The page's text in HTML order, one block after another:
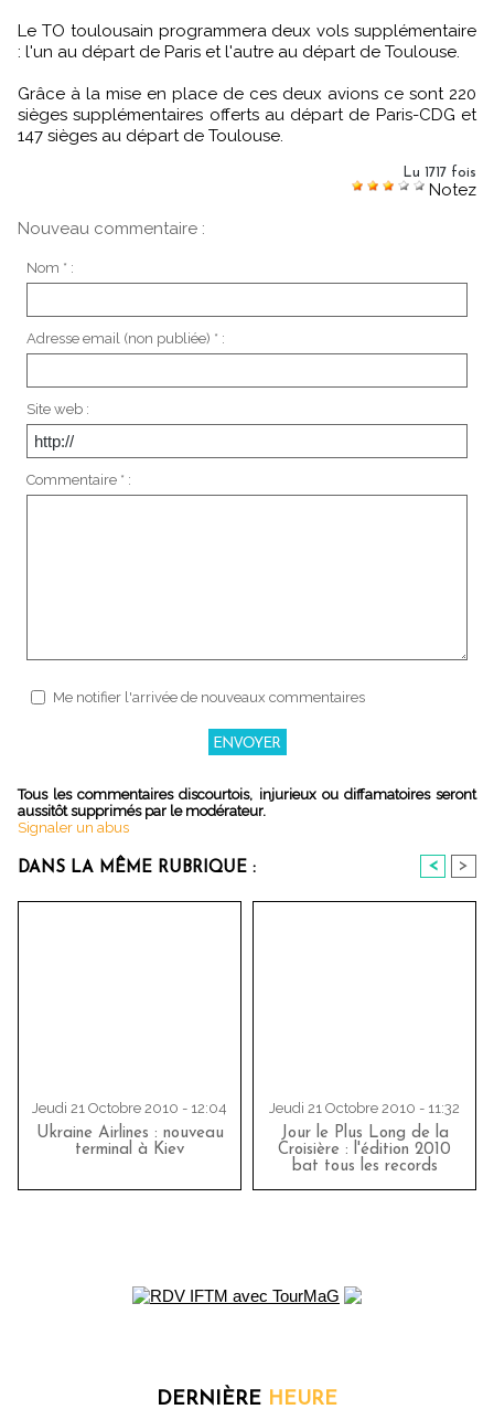
Le TO toulousain programmera deux vols supplémentaire
: l'un au départ de Paris et l'autre au départ de Toulouse.
Grâce à la mise en place de ces deux avions ce sont 220
sièges supplémentaires offerts au départ de Paris-CDG et
147 sièges au départ de Toulouse.
Lu 1717 fois
Notez
Nouveau commentaire :
Nom * :
Adresse email (non publiée) * :
Site web :
Commentaire * :
Me notifier l'arrivée de nouveaux commentaires
Tous les commentaires discourtois, injurieux ou diffamatoires seront
aussitôt supprimés par le modérateur.
Signaler un abus
DANS LA MÊME RUBRIQUE : < >
Jeudi 21 Octobre 2010 - 12:04
Ukraine Airlines : nouveau
terminal à Kiev
Jeudi 21 Octobre 2010 - 11:32
Jour le Plus Long de la
Croisière : l'édition 2010
bat tous les records
DERNIÈRE HEURE